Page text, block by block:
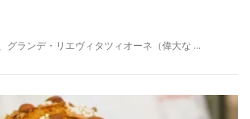
グランデ・リエヴィタツィオーネ（偉大な …